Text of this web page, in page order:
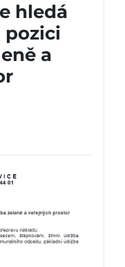
hledá
pozici
a